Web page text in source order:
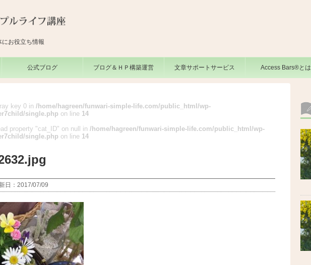
お役立ち情報
公式ブログ ブログ＆ＨＰ構築運営 文章サポートサービス Access Bars®とは
key 0 in /home/hagreen/funwari-simple-life.com/public_html/wp-
single.php on line 14
property "cat_ID" on null in /home/hagreen/funwari-simple-life.com/public_html/wp-
single.php on line 14
日：2017/07/09